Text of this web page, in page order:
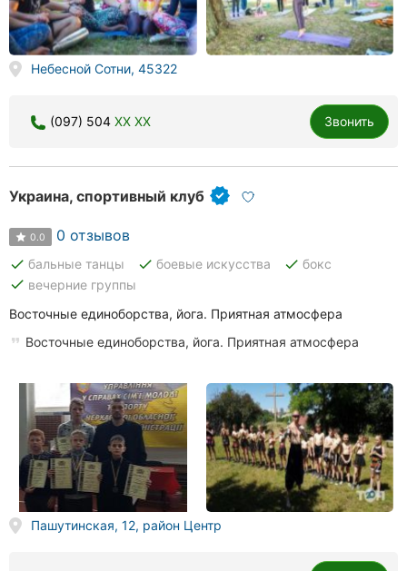
Небесной Сотни, 45322
(097) 504 XX XX Звонить
Украина, спортивный клуб
0.0 0 отзывов
done бальные танцы done боевые искусства done бокс
done вечерние группы
Восточные единоборства, йога. Приятная атмосфера
Восточные единоборства, йога. Приятная атмосфера
Пашутинская, 12, район Центр